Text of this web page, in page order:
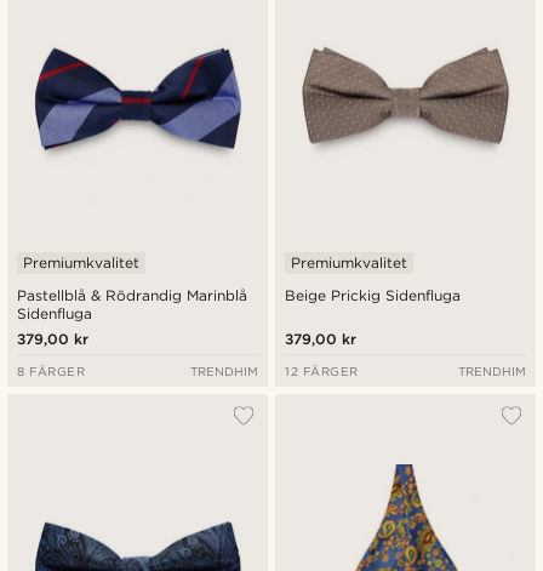
Pastellblå & Rödrandig Marinblå
Sidenfluga
Premiumkvalitet
379,00 kr
8 FÄRGER TRENDHIM
Beige Prickig Sidenfluga
Premiumkvalitet
379,00 kr
12 FÄRGER TRENDHIM